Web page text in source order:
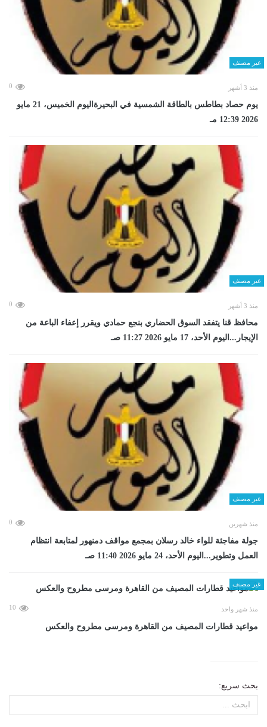
غير مصنف
منذ 3 أشهر 0
يوم حصاد بطاطس بالطاقة الشمسية في البحيرةاليوم الخميس، 21 مايو
2026 12:39 مـ
غير مصنف
منذ 3 أشهر 0
محافظ قنا يتفقد السوق الحضاري بنجع حمادي ويقرر إعفاء الباعة من
الإيجار...اليوم الأحد، 17 مايو 2026 11:27 صـ
غير مصنف
منذ شهرين 0
جولة مفاجئة للواء خالد رسلان بمجمع مواقف دمنهور لمتابعة انتظام
العمل وتطوير...اليوم الأحد، 24 مايو 2026 11:40 صـ
غير مصنف
منذ شهر واحد 10
مواعيد قطارات المصيف من القاهرة ومرسى مطروح والعكس
بحث سريع: